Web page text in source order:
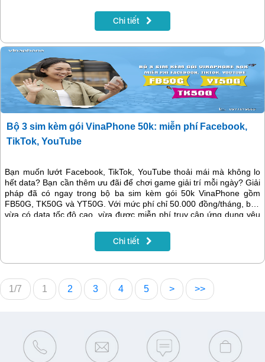
hấp dẫn – tất cả gói gọn trong một dịch vụ duy nhất.
Chi tiết
Bộ 3 sim kèm gói VinaPhone 50k: miễn phí Facebook,
TikTok, YouTube
Bạn muốn lướt Facebook, TikTok, YouTube thoải mái mà không lo
hết data? Bạn cần thêm ưu đãi để chơi game giải trí mỗi ngày? Giải
pháp đã có ngay trong bộ ba sim kèm gói 50k VinaPhone gồm
FB50G, TK50G và YT50G. Với mức phí chỉ 50.000 đồng/tháng, bạn
vừa có data tốc độ cao, vừa được miễn phí truy cập ứng dụng yêu
Chi tiết
1/7 1 2 3 4 5 > >>